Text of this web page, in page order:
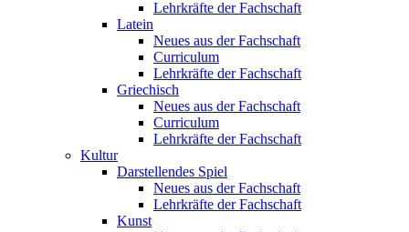
Lehrkräfte der Fachschaft
Latein
Neues aus der Fachschaft
Curriculum
Lehrkräfte der Fachschaft
Griechisch
Neues aus der Fachschaft
Curriculum
Lehrkräfte der Fachschaft
Kultur
Darstellendes Spiel
Neues aus der Fachschaft
Lehrkräfte der Fachschaft
Kunst